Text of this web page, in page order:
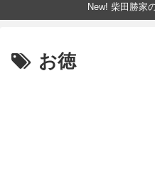
New! 柴田勝家
お徳